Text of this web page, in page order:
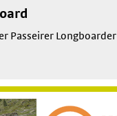
Passeirer Longboarder